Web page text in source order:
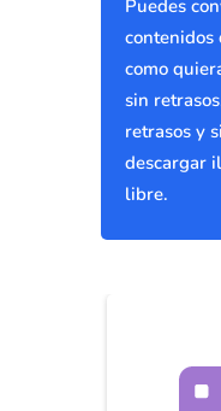
Puedes
contenidos
como
sin
retrasos y
descargar
libre.